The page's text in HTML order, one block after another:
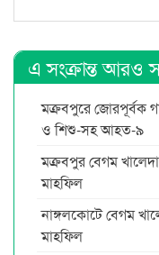
এ সংক্রান্ত আরও
মক্রবপুরে জোরপূর্বক
ও শিশু-সহ আহত-৯
মক্রবপুর বেগম
মাহফিল
নাঙ্গলকোটে বেগম
মাহফিল